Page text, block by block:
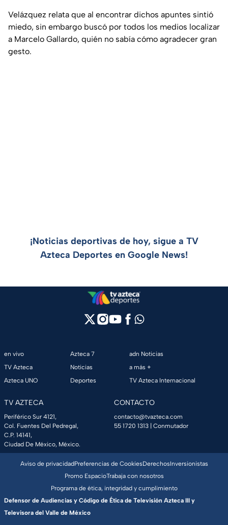
Velázquez relata que al encontrar dichos apuntes sintió
miedo, sin embargo buscó por todos los medios localizar
a Marcelo Gallardo, quién no sabía cómo agradecer gran
gesto.
¡Noticias deportivas de hoy, sigue a TV
Azteca Deportes en Google News!
en vivo
TV Azteca
Azteca UNO
Azteca 7
Noticias
Deportes
adn Noticias
a más +
TV Azteca Internacional
TV AZTECA
Periférico Sur 4121,
Col. Fuentes Del Pedregal,
C.P. 14141,
Ciudad De México, México.
CONTACTO
contacto@tvazteca.com
55 1720 1313 | Conmutador
Aviso de privacidadPreferencias de CookiesDerechosInversionistas
Promo EspacioTrabaja con nosotros
Programa de ética, integridad y cumplimiento
Defensor de Audiencias y Código de Ética de Televisión Azteca III y
Televisora del Valle de México